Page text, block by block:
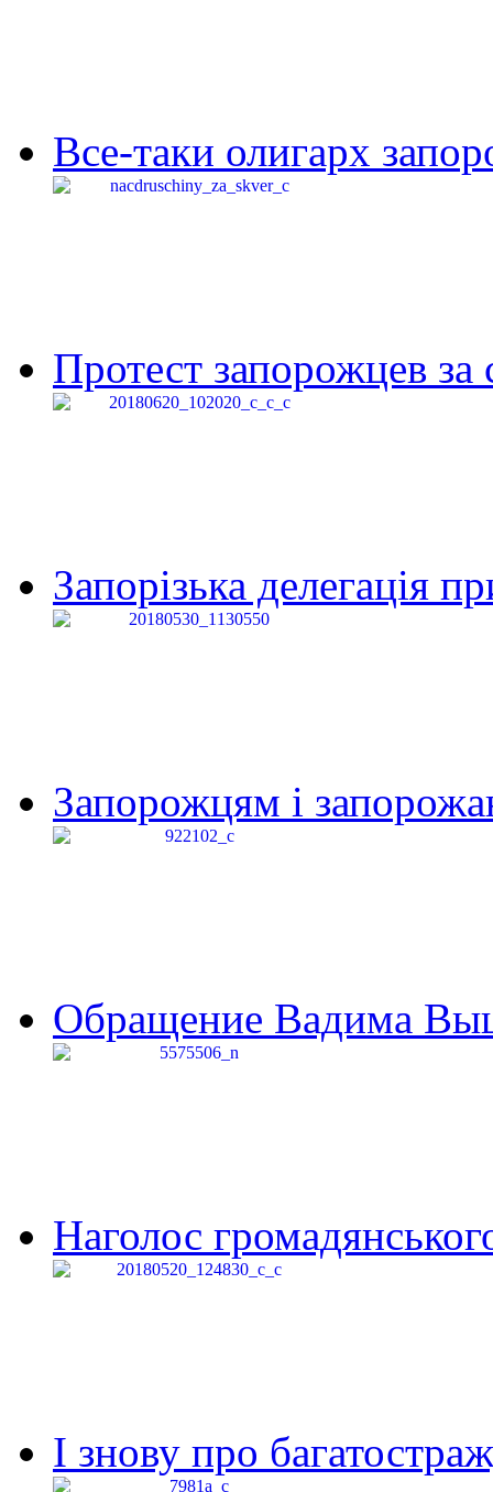
Все-таки олигарх
Протест запорожцев за
Запорізька делегація
Запорожцям і
Обращение Вадима
Наголос
І знову про